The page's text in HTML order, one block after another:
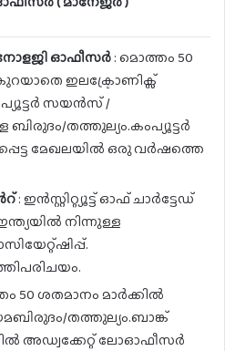
ഓഫീസർ: മൊത്തം 50
ഇലക്ട്രോണിക്സ്
സയൻസ് /
തത്തുല്യം.കംപ്യൂട്ടർ
മേഖലയിൽ ഒരു വർഷത്തെ
: ഇൻസ്റ്റിറ്റ്യൂട്ട് ഓഫ് ചാർട്ടേഡ്
നിന്നുള്ള
50 ശതമാനം മാർക്കിൽ
തത്തുല്യം.ബാങ്ക്
അഡ്വക്കേറ്റ് ലോഓഫീസർ